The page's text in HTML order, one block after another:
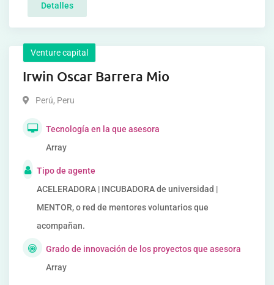
Detalles
Venture capital
Irwin Oscar Barrera Mio
Perú, Peru
Tecnología en la que asesora
Array
Tipo de agente
ACELERADORA | INCUBADORA de universidad |
MENTOR, o red de mentores voluntarios que
acompañan.
Grado de innovación de los proyectos que asesora
Array